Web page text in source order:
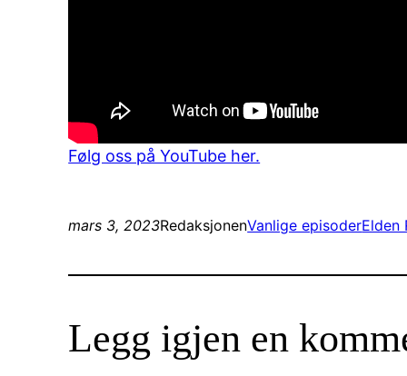
Følg oss på YouTube her.
mars 3, 2023RedaksjonenVanlige episoderElden
Legg igjen en